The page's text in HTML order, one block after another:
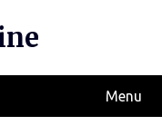
Menu